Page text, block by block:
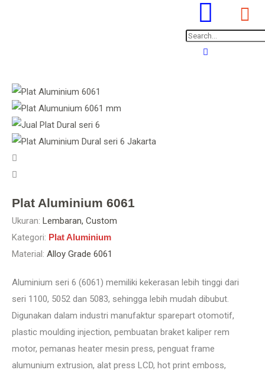
Plat Aluminium 6061
Ukuran: Lembaran, Custom
Kategori: Plat Aluminium
Material: Alloy Grade 6061
Aluminium seri 6 (6061) memiliki kekerasan lebih tinggi dari
seri 1100, 5052 dan 5083, sehingga lebih mudah dibubut.
Digunakan dalam industri manufaktur sparepart otomotif,
plastic moulding injection, pembuatan braket kaliper rem
motor, pemanas heater mesin press, penguat frame
alumunium extrusion, alat press LCD, hot print emboss,